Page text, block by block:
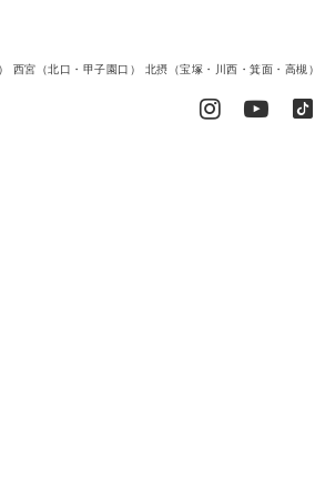
宮（北口・甲子園口） 北摂（宝塚・川西・箕面・高槻）